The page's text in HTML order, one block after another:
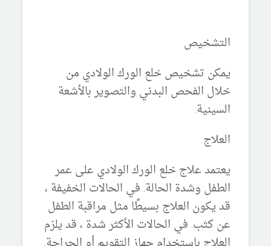
التشخيص
يمكن تشخيص خلع الورك الولادي من
خلال الفحص البدني والتصوير بالأشعة
السينية.
العلاج
يعتمد علاج خلع الورك الولادي على عمر
الطفل وشدة الحالة. في الحالات الخفيفة ،
قد يكون العلاج بسيطًا مثل مراقبة الطفل
عن كثب. في الحالات الأكثر شدة ، قد يلزم